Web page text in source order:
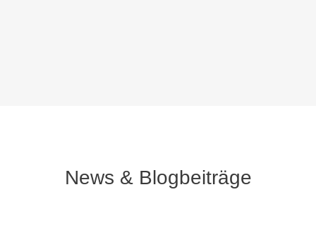
News & Blogbeiträge